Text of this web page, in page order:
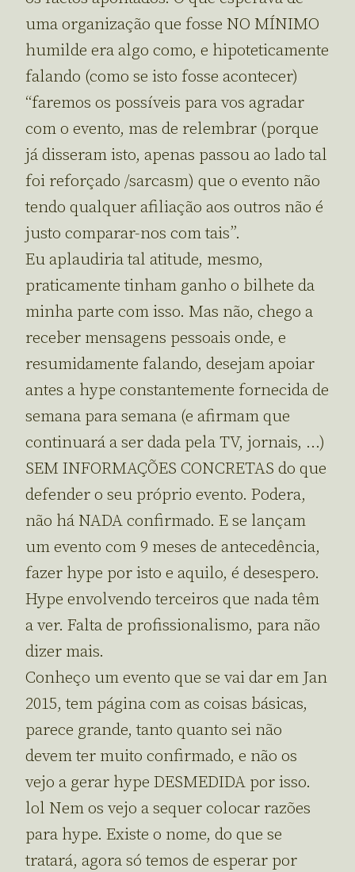
uma organização que fosse NO MÍNIMO
humilde era algo como, e hipoteticamente
falando (como se isto fosse acontecer)
“faremos os possíveis para vos agradar
com o evento, mas de relembrar (porque
já disseram isto, apenas passou ao lado tal
foi reforçado /sarcasm) que o evento não
tendo qualquer afiliação aos outros não é
justo comparar-nos com tais”.
Eu aplaudiria tal atitude, mesmo,
praticamente tinham ganho o bilhete da
minha parte com isso. Mas não, chego a
receber mensagens pessoais onde, e
resumidamente falando, desejam apoiar
antes a hype constantemente fornecida de
semana para semana (e afirmam que
continuará a ser dada pela TV, jornais, …)
SEM INFORMAÇÕES CONCRETAS do que
defender o seu próprio evento. Podera,
não há NADA confirmado. E se lançam
um evento com 9 meses de antecedência,
fazer hype por isto e aquilo, é desespero.
Hype envolvendo terceiros que nada têm
a ver. Falta de profissionalismo, para não
dizer mais.
Conheço um evento que se vai dar em Jan
2015, tem página com as coisas básicas,
parece grande, tanto quanto sei não
devem ter muito confirmado, e não os
vejo a gerar hype DESMEDIDA por isso.
lol Nem os vejo a sequer colocar razões
para hype. Existe o nome, do que se
tratará, agora só temos de esperar por